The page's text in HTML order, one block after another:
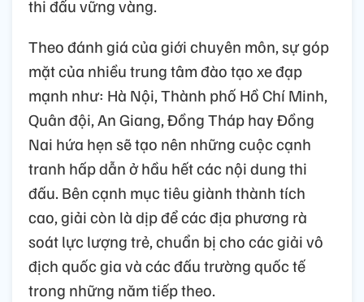
thi đấu vững vàng.
Theo đánh giá của giới chuyên môn, sự góp
mặt của nhiều trung tâm đào tạo xe đạp
mạnh như: Hà Nội, Thành phố Hồ Chí Minh,
Quân đội, An Giang, Đồng Tháp hay Đồng
Nai hứa hẹn sẽ tạo nên những cuộc cạnh
tranh hấp dẫn ở hầu hết các nội dung thi
đấu. Bên cạnh mục tiêu giành thành tích
cao, giải còn là dịp để các địa phương rà
soát lực lượng trẻ, chuẩn bị cho các giải vô
địch quốc gia và các đấu trường quốc tế
trong những năm tiếp theo.